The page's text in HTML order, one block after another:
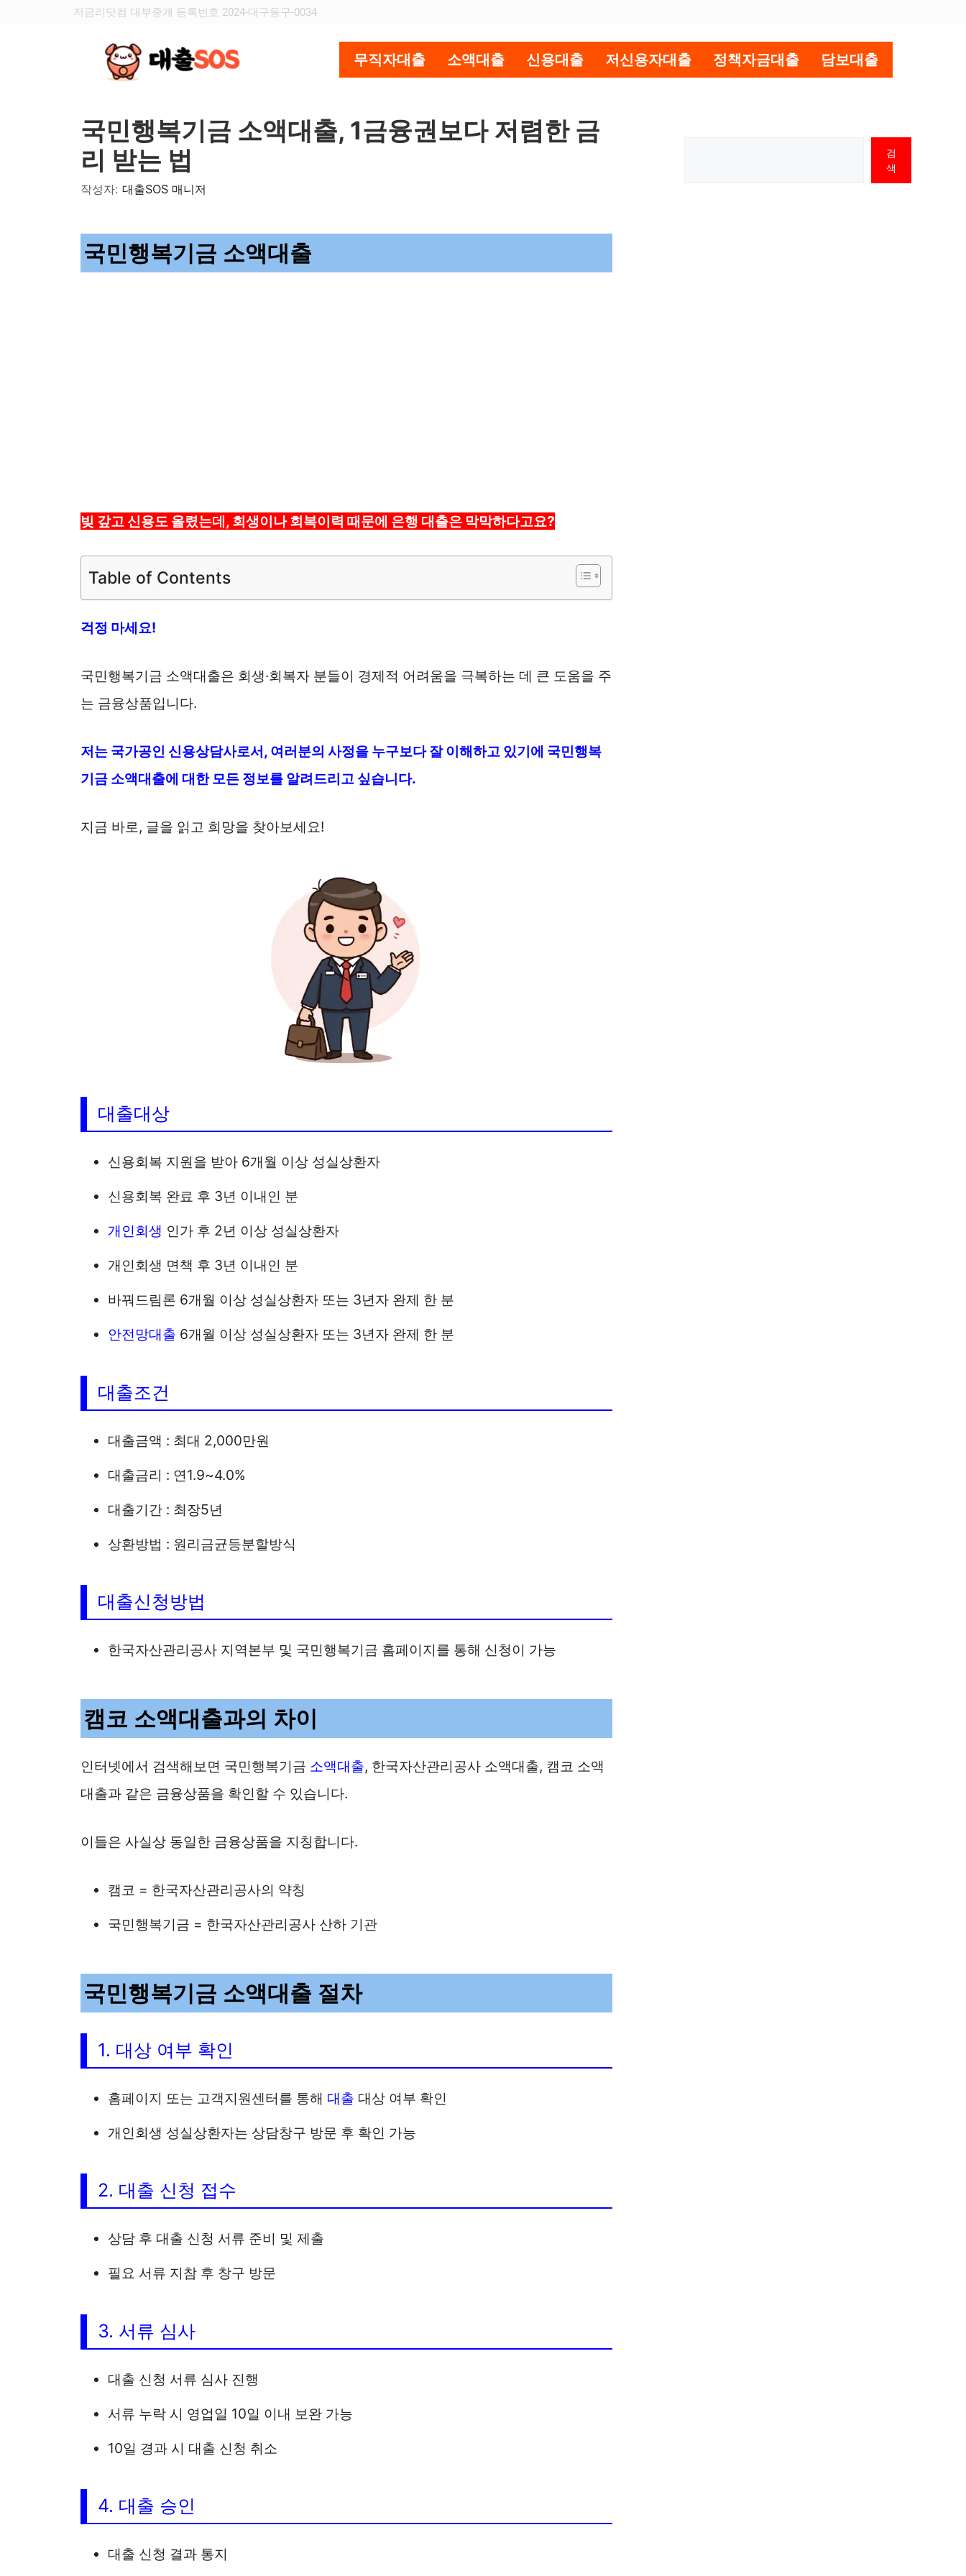
저금리닷컴 대부중개 등록번호 2024-대구동구-0034
무직자대출 소액대출 신용대출 저신용자대출 정책자금대출 담보대출
국민행복기금 소액대출, 1금융권보다 저렴한 금
리 받는 법
작성자: 대출SOS 매니저
국민행복기금 소액대출
빚 갚고 신용도 올렸는데, 회생이나 회복이력 때문에 은행 대출은 막막하다고요?
Table of Contents
걱정 마세요!
국민행복기금 소액대출은 회생·회복자 분들이 경제적 어려움을 극복하는 데 큰 도움을 주
는 금융상품입니다.
저는 국가공인 신용상담사로서, 여러분의 사정을 누구보다 잘 이해하고 있기에 국민행복
기금 소액대출에 대한 모든 정보를 알려드리고 싶습니다.
지금 바로, 글을 읽고 희망을 찾아보세요!
대출대상
신용회복 지원을 받아 6개월 이상 성실상환자
신용회복 완료 후 3년 이내인 분
개인회생 인가 후 2년 이상 성실상환자
개인회생 면책 후 3년 이내인 분
바꿔드림론 6개월 이상 성실상환자 또는 3년자 완제 한 분
안전망대출 6개월 이상 성실상환자 또는 3년자 완제 한 분
대출조건
대출금액 : 최대 2,000만원
대출금리 : 연1.9~4.0%
대출기간 : 최장5년
상환방법 : 원리금균등분할방식
대출신청방법
한국자산관리공사 지역본부 및 국민행복기금 홈페이지를 통해 신청이 가능
캠코 소액대출과의 차이
인터넷에서 검색해보면 국민행복기금소액대출, 한국자산관리공사 소액대출, 캠코 소액
대출과 같은 금융상품을 확인할 수 있습니다.
이들은 사실상 동일한 금융상품을 지칭합니다.
캠코 = 한국자산관리공사의 약칭
국민행복기금 = 한국자산관리공사 산하 기관
국민행복기금 소액대출 절차
홈페이지 또는 고객지원센터를 통해대출대상 여부 확인
개인회생 성실상환자는 상담창구 방문 후 확인 가능
검
색